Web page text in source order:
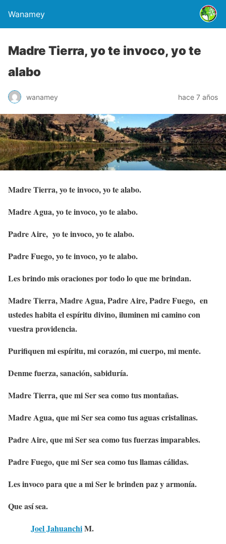
Wanamey
Madre Tierra, yo te invoco, yo te
alabo
wanamey hace 7 años
Madre Tierra, yo te invoco, yo te alabo.
Madre Agua, yo te invoco, yo te alabo.
Padre Aire, yo te invoco, yo te alabo.
Padre Fuego, yo te invoco, yo te alabo.
Les brindo mis oraciones por todo lo que me brindan.
Madre Tierra, Madre Agua, Padre Aire, Padre Fuego, en
ustedes habita el espíritu divino, iluminen mi camino con
vuestra providencia.
Purifiquen mi espíritu, mi corazón, mi cuerpo, mi mente.
Denme fuerza, sanación, sabiduría.
Madre Tierra, que mi Ser sea como tus montañas.
Madre Agua, que mi Ser sea como tus aguas cristalinas.
Padre Aire, que mi Ser sea como tus fuerzas imparables.
Padre Fuego, que mi Ser sea como tus llamas cálidas.
Les invoco para que a mi Ser le brinden paz y armonía.
Que así sea.
Joel JahuanchiM.